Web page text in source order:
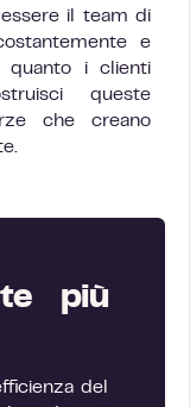
il team di
e
quanto i clienti
queste
che creano
più
del